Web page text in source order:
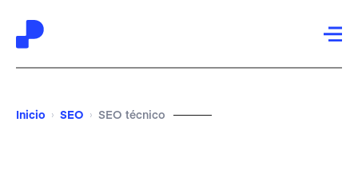
Inicio › SEO › SEO técnico